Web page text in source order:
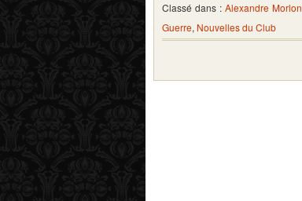
Classé dans :Alexandre Morlon
Guerre, Nouvelles du Club